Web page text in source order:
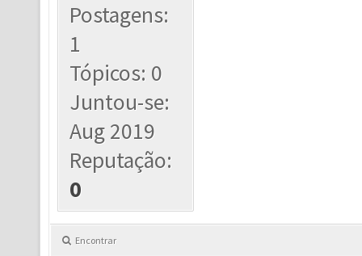
Postagens:
1
Tópicos: 0
Juntou-se:
Aug 2019
Reputação:
0
Encontrar